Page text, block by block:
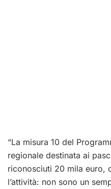
“La misura 10 del
regionale destinata ai
riconosciuti 20 mila euro,
l’attività: non sono un